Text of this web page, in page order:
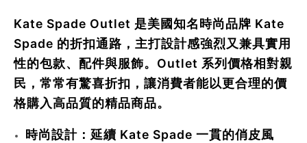
Kate Spade Outlet 是美國知名時尚品牌 Kate
Spade 的折扣通路，主打設計感強烈又兼具實用
性的包款、配件與服飾。Outlet 系列價格相對親
民，常常有驚喜折扣，讓消費者能以更合理的價
格購入高品質的精品商品。
時尚設計：延續 Kate Spade 一貫的俏皮風